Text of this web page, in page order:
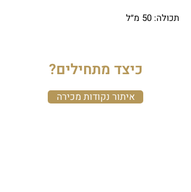
תכולה: 50 מ״ל
כיצד מתחילים?
איתור נקודות מכירה